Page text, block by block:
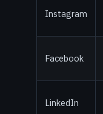
Instagram
Facebook
LinkedIn